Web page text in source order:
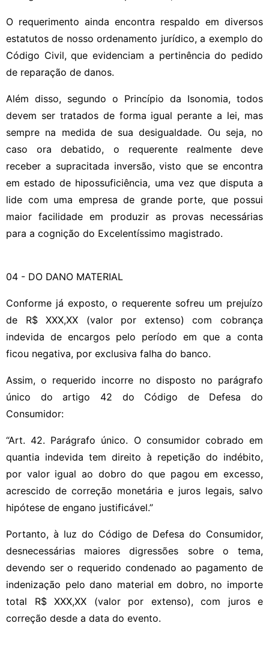
O requerimento ainda encontra respaldo em diversos
estatutos de nosso ordenamento jurídico, a exemplo do
Código Civil, que evidenciam a pertinência do pedido
de reparação de danos.
Além disso, segundo o Princípio da Isonomia, todos
devem ser tratados de forma igual perante a lei, mas
sempre na medida de sua desigualdade. Ou seja, no
caso ora debatido, o requerente realmente deve
receber a supracitada inversão, visto que se encontra
em estado de hipossuficiência, uma vez que disputa a
lide com uma empresa de grande porte, que possui
maior facilidade em produzir as provas necessárias
para a cognição do Excelentíssimo magistrado.
04 - DO DANO MATERIAL
Conforme já exposto, o requerente sofreu um prejuízo
de R$ XXX,XX (valor por extenso) com cobrança
indevida de encargos pelo período em que a conta
ficou negativa, por exclusiva falha do banco.
Assim, o requerido incorre no disposto no parágrafo
único do artigo 42 do Código de Defesa do
Consumidor:
“Art. 42. Parágrafo único. O consumidor cobrado em
quantia indevida tem direito à repetição do indébito,
por valor igual ao dobro do que pagou em excesso,
acrescido de correção monetária e juros legais, salvo
hipótese de engano justificável.”
Portanto, à luz do Código de Defesa do Consumidor,
desnecessárias maiores digressões sobre o tema,
devendo ser o requerido condenado ao pagamento de
indenização pelo dano material em dobro, no importe
total R$ XXX,XX (valor por extenso), com juros e
correção desde a data do evento.